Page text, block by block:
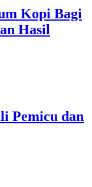
Kopi Bagi
Hasil
Pemicu dan